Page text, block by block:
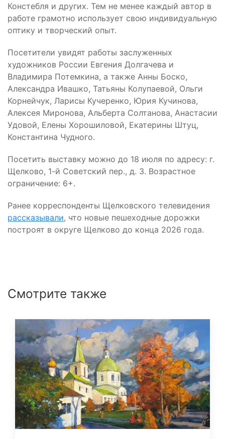
Констебля и других. Тем не менее каждый автор в
работе грамотно использует свою индивидуальную
оптику и творческий опыт.
Посетители увидят работы заслуженных
художников России Евгения Долгачева и
Владимира Потемкина, а также Анны Боско,
Александра Ивашко, Татьяны Колупаевой, Ольги
Корнейчук, Ларисы Кучеренко, Юрия Кучинова,
Алексея Миронова, Альберта Солтанова, Анастасии
Удовой, Елены Хорошиловой, Екатерины Штуц,
Константина Чудного.
Посетить выставку можно до 18 июля по адресу: г.
Щелково, 1-й Советский пер., д. 3. Возрастное
ограничение: 6+.
Ранее корреспонденты Щелковского телевидения
рассказывали, что новые пешеходные дорожки
построят в округе Щелково до конца 2026 года.
Смотрите также